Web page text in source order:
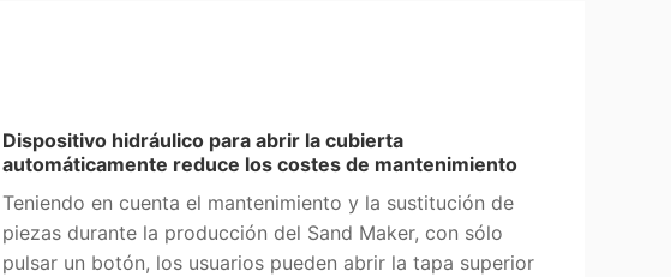
Dispositivo hidráulico para abrir la cubierta
automáticamente reduce los costes de mantenimiento
Teniendo en cuenta el mantenimiento y la sustitución de
piezas durante la producción del Sand Maker, con sólo
pulsar un botón, los usuarios pueden abrir la tapa superior